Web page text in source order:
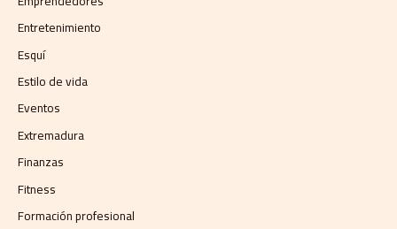
Entretenimiento
Esquí
Estilo de vida
Eventos
Extremadura
Finanzas
Fitness
Formación profesional